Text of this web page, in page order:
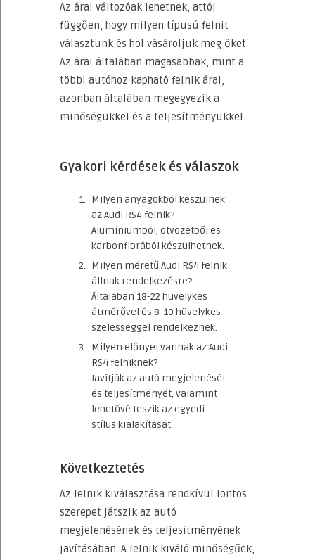
Az árai változóak lehetnek, attól
függően, hogy milyen típusú felnit
választunk és hol vásároljuk meg őket.
Az árai általában magasabbak, mint a
többi autóhoz kapható felnik árai,
azonban általában megegyezik a
minőségükkel és a teljesítményükkel.
Gyakori kérdések és válaszok
Milyen anyagokból készülnek
az Audi RS4 felnik?
Alumíniumból, ötvözetből és
karbonfibrából készülhetnek.
Milyen méretű Audi RS4 felnik
állnak rendelkezésre?
Általában 18-22 hüvelykes
átmérővel és 8-10 hüvelykes
szélességgel rendelkeznek.
Milyen előnyei vannak az Audi
RS4 felniknek?
Javítják az autó megjelenését
és teljesítményét, valamint
lehetővé teszik az egyedi
stílus kialakítását.
Következtetés
Az felnik kiválasztása rendkívül fontos
szerepet játszik az autó
megjelenésének és teljesítményének
javításában. A felnik kiváló minőségűek,